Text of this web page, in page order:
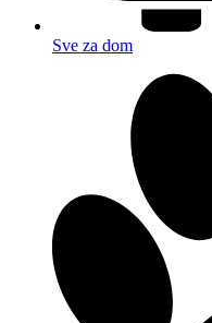
Sve za dom